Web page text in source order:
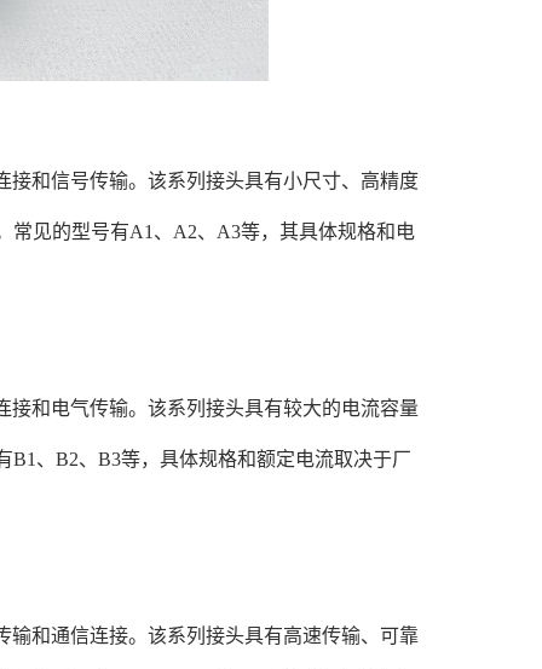
和信号传输。该系列接头具有小尺寸、高精度
常见的型号有A1、A2、A3等，其具体规格和电
和电气传输。该系列接头具有较大的电流容量
、B2、B3等，具体规格和额定电流取决于厂
和通信连接。该系列接头具有高速传输、可靠